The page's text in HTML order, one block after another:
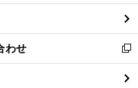
ウ
で
開
く
わせ
新
し
い